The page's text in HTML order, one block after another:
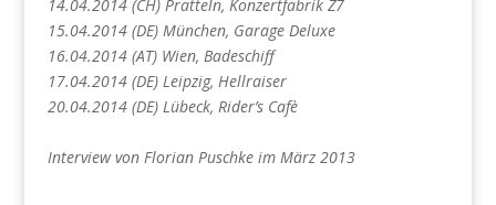
14.04.2014 (CH) Pratteln, Konzertfabrik Z7
15.04.2014 (DE) München, Garage Deluxe
16.04.2014 (AT) Wien, Badeschiff
17.04.2014 (DE) Leipzig, Hellraiser
20.04.2014 (DE) Lübeck, Rider’s Cafè
Interview von Florian Puschke im März 2013